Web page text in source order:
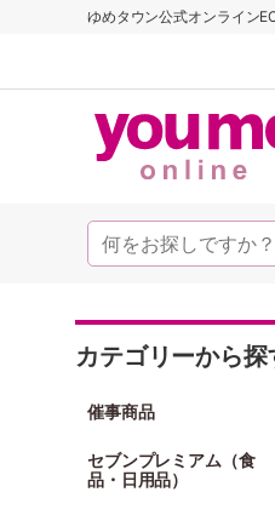
ゆめタウン公式オンライン
カテゴリーから探
催事商品
セブンプレミアム（食
品・日用品）